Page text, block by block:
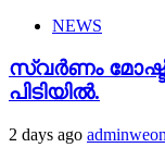
NEWS
സ്വർണം
പിടിയിൽ.
2 days ago